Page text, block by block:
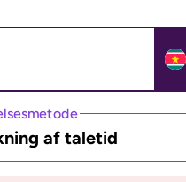
af taletid